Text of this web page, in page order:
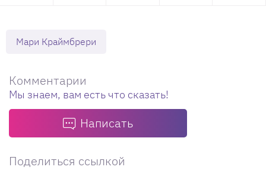
Мари Краймбрери
Комментарии
Мы знаем, вам есть что сказать!
Написать
Поделиться ссылкой